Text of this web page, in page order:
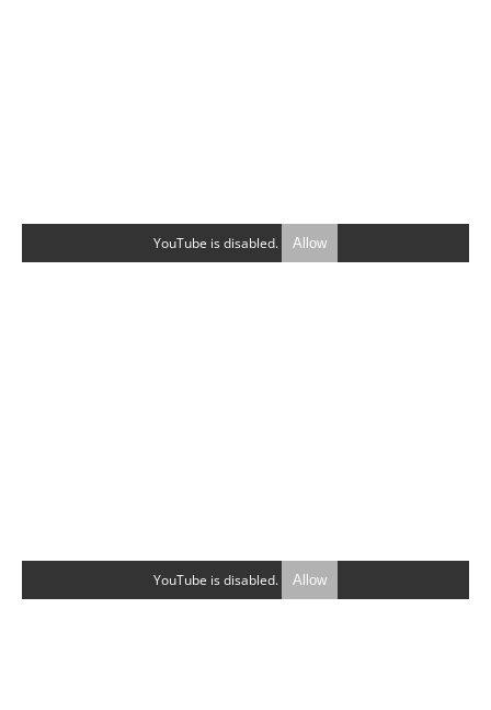
YouTube is disabled. Allow
YouTube is disabled. Allow